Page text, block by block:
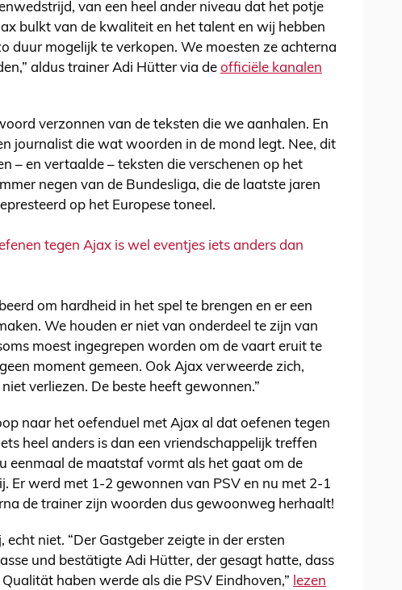
van een heel ander niveau dat het potje
bulkt van de kwaliteit en het talent en wij hebben
duur mogelijk te verkopen. We moesten ze achterna
aldus trainer Adi Hütter via de officiële kanalen
verzonnen van de teksten die we aanhalen. En
journalist die wat woorden in de mond legt. Nee, dit
– en vertaalde – teksten die verschenen op het
negen van de Bundesliga, die de laatste jaren
op het Europese toneel.
tegen Ajax is wel eventjes iets anders dan
om hardheid in het spel te brengen en er een
We houden er niet van onderdeel te zijn van
moest ingegrepen worden om de vaart eruit te
moment gemeen. Ook Ajax verweerde zich,
verliezen. De beste heeft gewonnen.”
naar het oefenduel met Ajax al dat oefenen tegen
heel anders is dan een vriendschappelijk treffen
eenmaal de maatstaf vormt als het gaat om de
Er werd met 1-2 gewonnen van PSV en nu met 2-1
de trainer zijn woorden dus gewoonweg herhaalt!
echt niet. “Der Gastgeber zeigte in der ersten
und bestätigte Adi Hütter, der gesagt hatte, dass
haben werde als die PSV Eindhoven,” lezen